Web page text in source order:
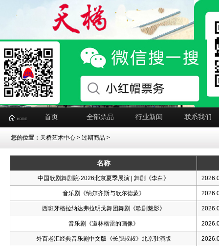
首页 全部票品 行业新闻 联系我们
您的位置： 天桥艺术中心 > 过期商品 >
名称
中国歌剧舞剧院·2026北京夏季展演 | 舞剧《李白》
音乐剧《纳尔齐斯与歌尔德蒙》
西班牙格拉纳达弗拉明戈舞团舞剧《歌剧魅影》
音乐剧《道林格雷的画像》
外百老汇经典音乐剧中文版《长腿叔叔》北京驻演版